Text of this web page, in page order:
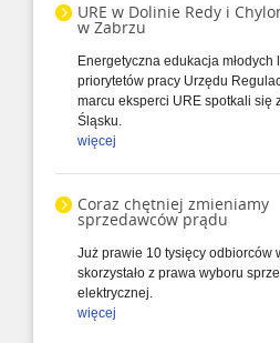
URE w Dolinie Redy i
w Zabrzu
Energetyczna edukacja
priorytetów pracy Urzędu
marcu eksperci URE spotkali się
Śląsku.
więcej
Coraz chętniej zmieniamy
sprzedawców prądu
Już prawie 10 tysięcy odbiorców
skorzystało z prawa wyboru
elektrycznej.
więcej